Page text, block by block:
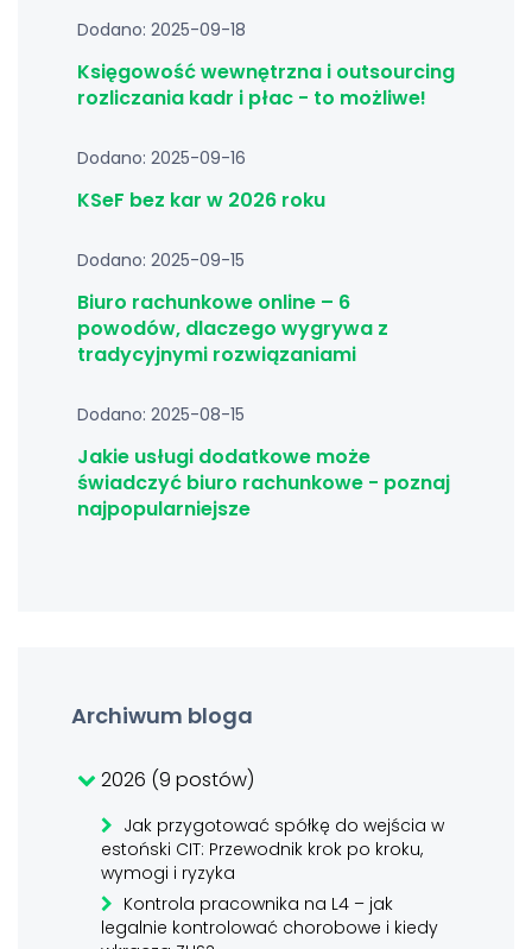
Dodano: 2025-09-18
Księgowość wewnętrzna i outsourcing
rozliczania kadr i płac - to możliwe!
Dodano: 2025-09-16
KSeF bez kar w 2026 roku
Dodano: 2025-09-15
Biuro rachunkowe online – 6
powodów, dlaczego wygrywa z
tradycyjnymi rozwiązaniami
Dodano: 2025-08-15
Jakie usługi dodatkowe może
świadczyć biuro rachunkowe - poznaj
najpopularniejsze
Archiwum bloga
2026 (9 postów)
Jak przygotować spółkę do wejścia w
estoński CIT: Przewodnik krok po kroku,
wymogi i ryzyka
Kontrola pracownika na L4 – jak
legalnie kontrolować chorobowe i kiedy